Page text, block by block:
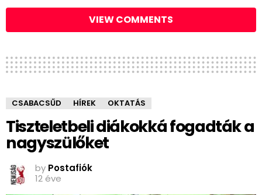
VIEW COMMENTS
CSABACSŰD HÍREK OKTATÁS
Tiszteletbeli diákokká fogadták a
nagyszülőket
by Postafiók
12 éve